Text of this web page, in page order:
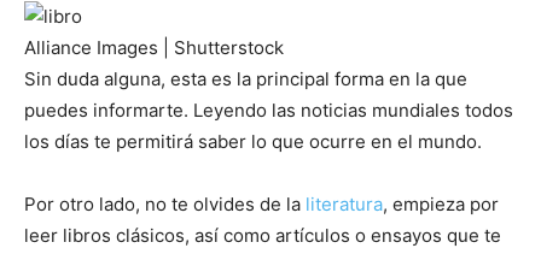
Alliance Images | Shutterstock
Sin duda alguna, esta es la principal forma en la que
puedes informarte. Leyendo las noticias mundiales todos
los días te permitirá saber lo que ocurre en el mundo.
Por otro lado, no te olvides de la literatura, empieza por
leer libros clásicos, así como artículos o ensayos que te